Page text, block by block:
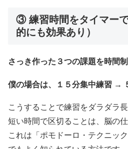
③ 練習時間をタイマー
的にも効果あり）
さっき作った３つの課題を時間
僕の場合は、１５分集中練習 →
こうすることで練習をダラダラ
短い時間で区切ることは、脳の
これは「ポモドーロ・テクニッ